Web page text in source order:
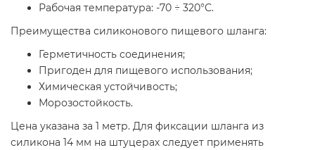
Рабочая температура: -70 ÷ 320°С.
Преимущества силиконового пищевого шланга:
Герметичность соединения;
Пригоден для пищевого использования;
Химическая устойчивость;
Морозостойкость.
Цена указана за 1 метр. Для фиксации шланга из
силикона 14 мм на штуцерах следует применять